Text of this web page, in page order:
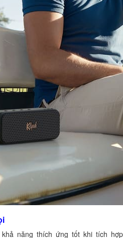
khả năng thích ứng tốt khi tích hợp